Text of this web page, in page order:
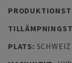
PLATS: SCHWEIZ